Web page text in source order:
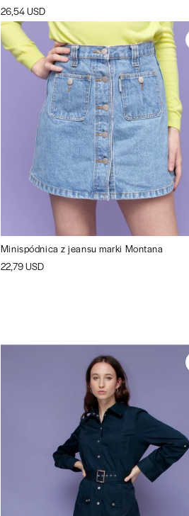
26,54 USD
Minispódnica z jeansu marki Montana
22,79 USD